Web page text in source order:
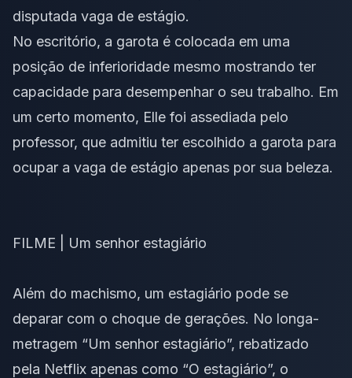
disputada vaga de estágio.
No escritório, a garota é colocada em uma
posição de inferioridade mesmo mostrando ter
capacidade para desempenhar o seu trabalho. Em
um certo momento, Elle foi assediada pelo
professor, que admitiu ter escolhido a garota para
ocupar a vaga de estágio apenas por sua beleza.
FILME | Um senhor estagiário
Além do machismo, um estagiário pode se
deparar com o choque de gerações. No longa-
metragem “Um senhor estagiário”, rebatizado
pela Netflix apenas como “O estagiário”, o